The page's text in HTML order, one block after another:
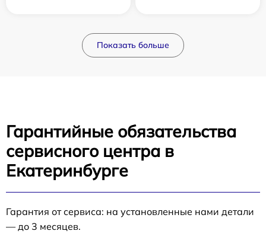
Показать больше
Гарантийные обязательства
сервисного центра в
Екатеринбурге
Гарантия от сервиса: на установленные нами детали
— до 3 месяцев.